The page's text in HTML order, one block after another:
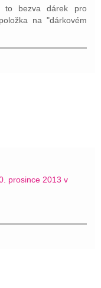
to bezva dárek pro
na "dárkovém
prosince 2013 v